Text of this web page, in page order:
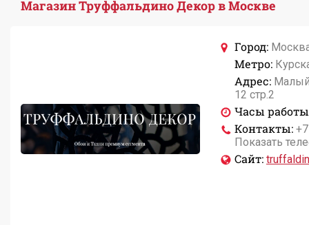
Магазин Труффальдино Декор в Москве
Город:
Метро:
Адрес:
12 стр.2
Часы
Контакты:
Показать
Сайт: